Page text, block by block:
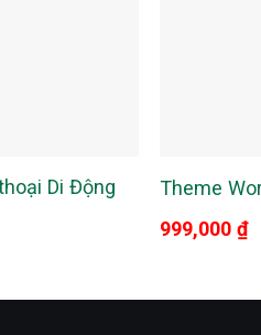
Di Động
Theme
999,000₫